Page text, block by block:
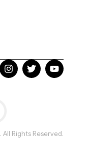
All Rights Reserved.